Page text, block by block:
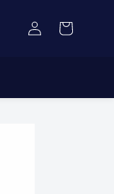
Iniciar
sesión
Carrito